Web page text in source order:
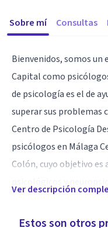
Sobre mí Consultas
Bienvenidos, somos un
Capital como
de psicología es el de
superar sus problemas
Centro de Psicología
psicólogos en Málaga
Colón, cuyo objetivo
cada persona.
Ver descripción
Estos son otros